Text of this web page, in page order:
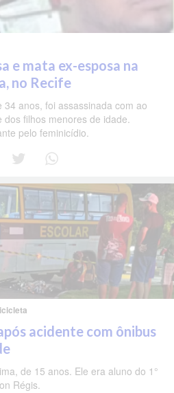
e mata ex-esposa na
no Recife
anos, foi assassinada com ao
filhos menores de idade.
pelo feminicídio.
acidente com ônibus
de 15 anos. Ele era aluno do 1°
Régis.